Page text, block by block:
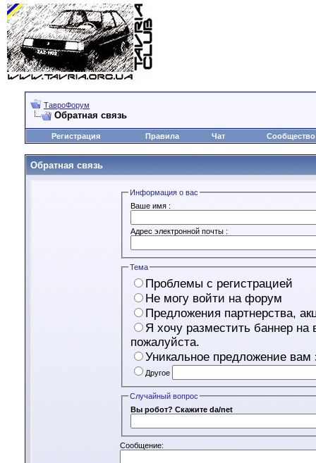
ТавроФорум
Обратная связь
Регистрация Правила Чат Сообщество
Обратная связь
Информация о вас
Ваше имя :
Адрес электронной почты :
Тема
Проблемы с регистрацией
Не могу войти на форум
Предложения партнерства,
Я хочу разместить баннер
пожалуйста.
Уникальное предложение
Другое
Случайный вопрос
Вы робот? Скажите da/net
Сообщение: